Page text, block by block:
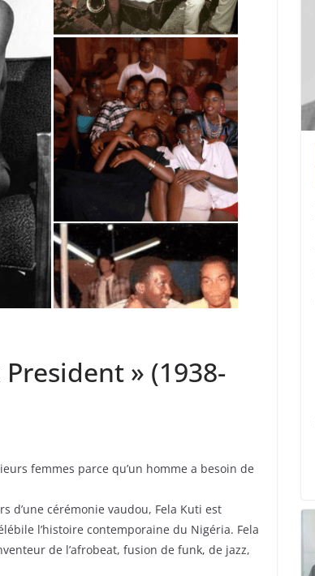
» (1938-
femmes parce qu’un homme a besoin de
d’une cérémonie vaudou, Fela Kuti est
l’histoire contemporaine du Nigéria. Fela
de l’afrobeat, fusion de funk, de jazz,